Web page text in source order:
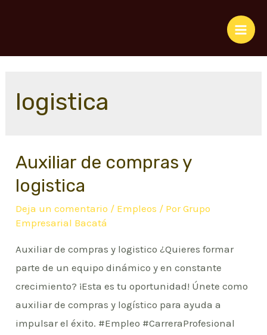
logistica
Auxiliar de compras y
logistica
Deja un comentario / Empleos / PorGrupo
Empresarial Bacatá
Auxiliar de compras y logistico ¿Quieres formar
parte de un equipo dinámico y en constante
crecimiento? ¡Esta es tu oportunidad! Únete como
auxiliar de compras y logístico para ayuda a
impulsar el éxito. #Empleo #CarreraProfesional